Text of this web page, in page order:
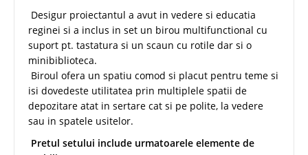
Desigur proiectantul a avut in vedere si educatia
reginei si a inclus in set un birou multifunctional cu
suport pt. tastatura si un scaun cu rotile dar si o
minibiblioteca.
Biroul ofera un spatiu comod si placut pentru teme si
isi dovedeste utilitatea prin multiplele spatii de
depozitare atat in sertare cat si pe polite, la vedere
sau in spatele usitelor.
Pretul setului include urmatoarele elemente de